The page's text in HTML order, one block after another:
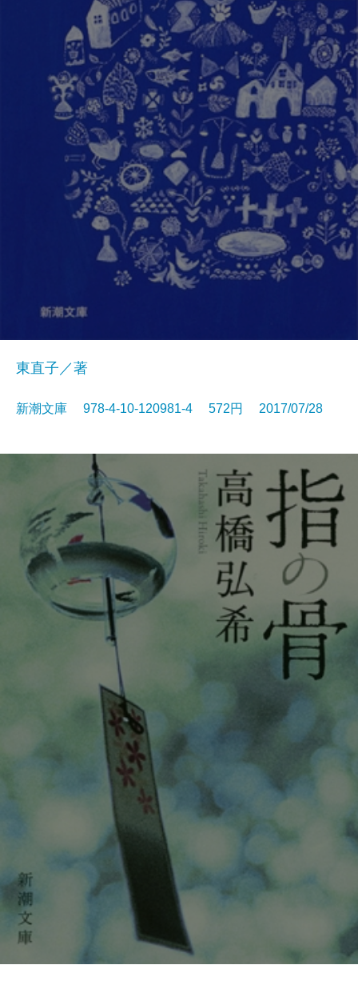
東直子／著
新潮文庫 978-4-10-120981-4 572円 2017/07/28